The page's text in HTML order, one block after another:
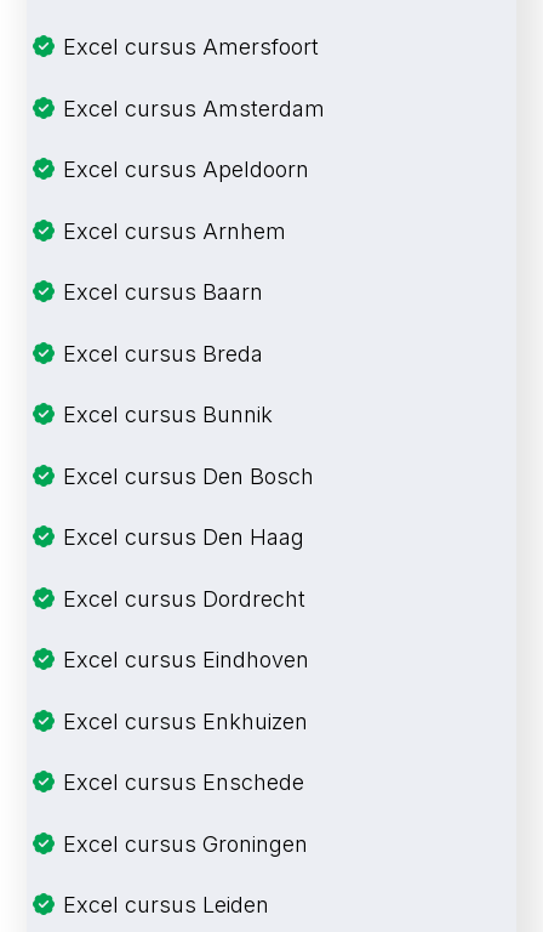
Excel cursus Amersfoort
Excel cursus Amsterdam
Excel cursus Apeldoorn
Excel cursus Arnhem
Excel cursus Baarn
Excel cursus Breda
Excel cursus Bunnik
Excel cursus Den Bosch
Excel cursus Den Haag
Excel cursus Dordrecht
Excel cursus Eindhoven
Excel cursus Enkhuizen
Excel cursus Enschede
Excel cursus Groningen
Excel cursus Leiden